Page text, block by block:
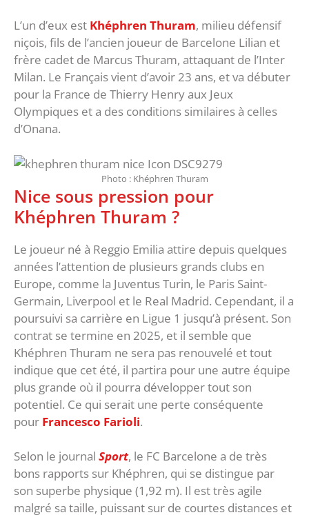
L’un d’eux est Khéphren Thuram, milieu défensif
niçois, fils de l’ancien joueur de Barcelone Lilian et
frère cadet de Marcus Thuram, attaquant de l’Inter
Milan. Le Français vient d’avoir 23 ans, et va débuter
pour la France de Thierry Henry aux Jeux
Olympiques et a des conditions similaires à celles
d’Onana.
Photo : Khéphren Thuram
Nice sous pression pour
Khéphren Thuram ?
Le joueur né à Reggio Emilia attire depuis quelques
années l’attention de plusieurs grands clubs en
Europe, comme la Juventus Turin, le Paris Saint-
Germain, Liverpool et le Real Madrid. Cependant, il a
poursuivi sa carrière en Ligue 1 jusqu’à présent. Son
contrat se termine en 2025, et il semble que
Khéphren Thuram ne sera pas renouvelé et tout
indique que cet été, il partira pour une autre équipe
plus grande où il pourra développer tout son
potentiel. Ce qui serait une perte conséquente
pour Francesco Farioli.
Selon le journal Sport, le FC Barcelone a de très
bons rapports sur Khéphren, qui se distingue par
son superbe physique (1,92 m). Il est très agile
malgré sa taille, puissant sur de courtes distances et